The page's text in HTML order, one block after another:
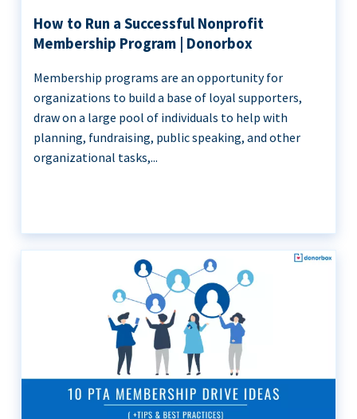
How to Run a Successful Nonprofit
Membership Program | Donorbox
Membership programs are an opportunity for
organizations to build a base of loyal supporters,
draw on a large pool of individuals to help with
planning, fundraising, public speaking, and other
organizational tasks,...